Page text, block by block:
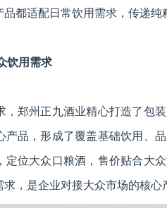
都适配日常饮用需求，传递纯
饮用需求
，郑州正九酒业精心打造了包
产品，形成了覆盖基础饮用、
定位大众口粮酒，售价贴合大
，是企业对接大众市场的核心